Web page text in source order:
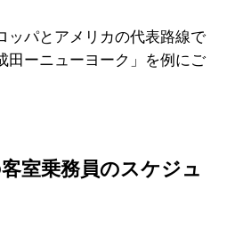
ッパとアメリカの代表路線で
田ーニューヨーク」を例にご
室乗務員のスケジュ